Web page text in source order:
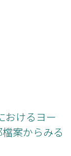
おけるヨー
案からみる